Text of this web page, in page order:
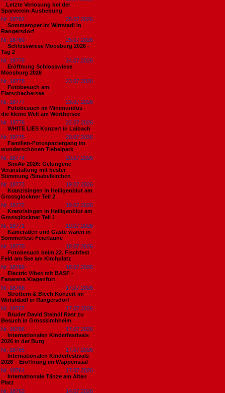
​Letzte Verlosung bei der
Sparverein-Aushebung
Nr. 18782
25.07.2026
Sommeroper im Wirtstadl in
Rangersdorf
Nr. 18780
25.07.2026
Schlosswiese Moosburg 2026 -
Tag 2
Nr. 18779
24.07.2026
Eröffnung Schlosswiese
Moosburg 2026
Nr. 18778
23.07.2026
Fotobesuch am
Flatschachersee
Nr. 18777
23.07.2026
Fotobesuch im Minimundus -
die kleine Welt am Wörthersee
Nr. 18776
22.07.2026
WHITE LIES Konzert in Laibach
Nr. 18775
20.07.2026
Familien-Fotospaziergang im
wunderschönen Tiebelpark
Nr. 18774
20.07.2026
SiniAir 2026: Gelungene
Veranstaltung mit bester
Stimmung /Sinabelkirchen
Nr. 18773
19.07.2026
Kranzlsingen in Heiligenblut am
Grossglockner Teil 2
Nr. 18772
19.07.2026
Kranzlsingen in Heiligenblut am
Grossglockner Teil 1
Nr. 18771
19.07.2026
Kameraden und Gäste waren in
Sommerfest-Feierlaune
Nr. 18770
18.07.2026
Fotobesuch beim 22. Fischfest
Feld am See am Kirchplatz
Nr. 18769
18.07.2026
Electric Vibes mit BASF -
Fanarena Klagenfurt
Nr. 18768
17.07.2026
Strottern & Blech Konzert im
Wirtstdadl in Rangersdorf
Nr. 18767
17.07.2026
Bruder David Steindl Rast zu
Besuch in Grosskirchheim
Nr. 18766
17.07.2026
Internationalen Kinderfestivals
2026 in der Burg
Nr. 18765
17.07.2026
Internationalen Kinderfestivals
2026 – Eröffnung im Wappensaal
Nr. 18764
17.07.2026
Internationale Tänze am Alten
Platz
Nr. 18763
14.07.2026